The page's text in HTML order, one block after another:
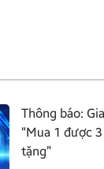
Thông báo:
“Mua 1 được
tặng”